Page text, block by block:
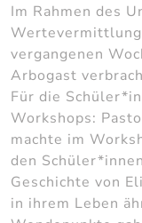
Im Rahmen des
vergangenen
Arbogast
Für die
Workshops:
machte im
den
Geschichte von
in ihrem Leben